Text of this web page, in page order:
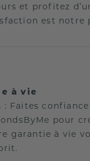
et profitez
est notre
à vie
Faites
pour
garantie à vie